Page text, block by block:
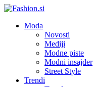
Moda
Novosti
Mediji
Modne piste
Modni insajder
Street Style
Trendi